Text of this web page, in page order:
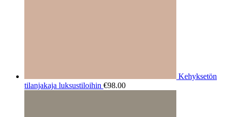
Kehyksetön
tilanjakaja luksustiloihin €98.00